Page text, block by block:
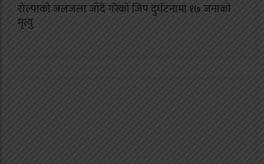
रोल्पाको जलजला जाँदै गरेको जिप दुर्घटनामा १७ जनाको
मृत्यु